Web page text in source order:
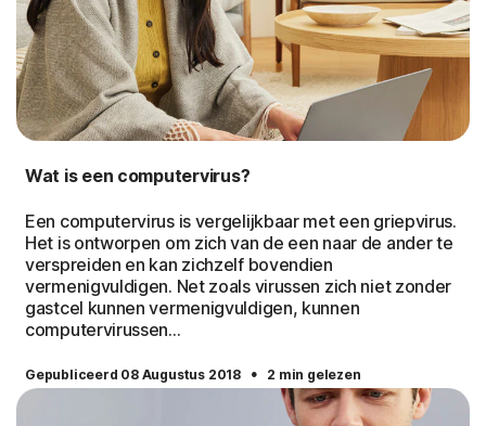
Wat is een computervirus?
Een computervirus is vergelijkbaar met een griepvirus.
Het is ontworpen om zich van de een naar de ander te
verspreiden en kan zichzelf bovendien
vermenigvuldigen. Net zoals virussen zich niet zonder
gastcel kunnen vermenigvuldigen, kunnen
computervirussen...
Gepubliceerd 08 Augustus 2018 · 2 min gelezen